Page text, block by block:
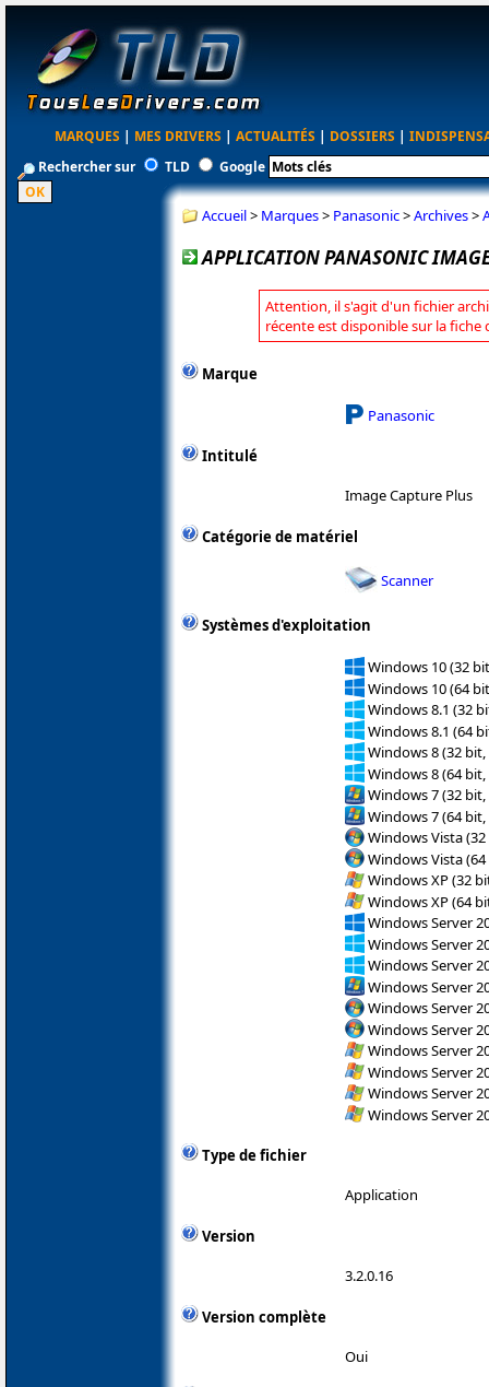
MARQUES | MES DRIVERS | ACTUALITÉS | DOSSIERS |
Rechercher sur
TLD Google
Accueil> Marques> Panasonic>Archives>
APPLICATION PANASONIC
Attention, il s'agit d'un fichier
récente est disponible sur la fiche
Marque
Panasonic
Intitulé
Image Capture Plus
Catégorie de matériel
Scanner
Systèmes d'exploitation
Windows 10 (32
Windows 10 (64
Windows 8.1 (32
Windows 8.1 (64
Windows 8 (32 bit,
Windows 8 (64 bit,
Windows 7 (32 bit,
Windows 7 (64 bit,
Windows Vista
Windows Vista
Windows XP (32
Windows XP (64
Windows Server
Windows Server
Windows Server
Windows Server
Windows Server
Windows Server
Windows Server
Windows Server
Windows Server
Windows Server
Type de fichier
Application
Version
3.2.0.16
Version complète
Oui